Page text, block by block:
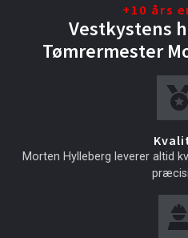
+10 års
Vestkystens
Tømrermester
Morten Hylleberg leverer altid